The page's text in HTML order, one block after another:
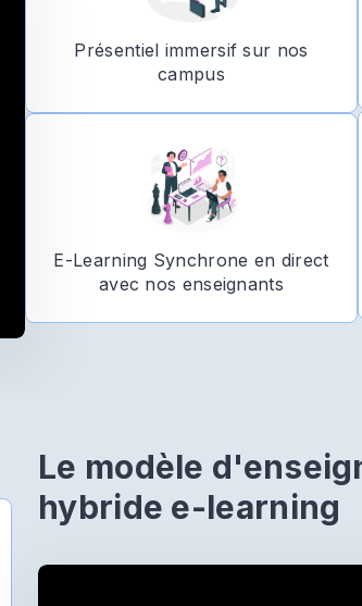
Présentiel immersif sur nos
campus
E-Learning Synchrone en direct
avec nos enseignants
Le modèle
hybride e-learning